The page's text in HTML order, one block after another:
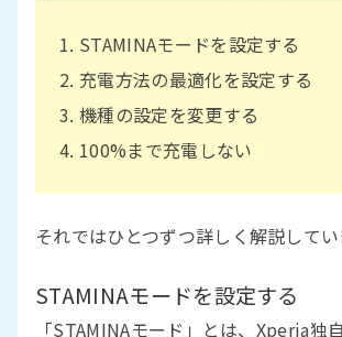
STAMINAモードを設定する
充電方法の最適化を設定する
機種の設定を変更する
100%まで充電しない
それではひとつずつ詳しく解説してい
STAMINAモードを設定する
「STAMINAモード」とは、Xperia独